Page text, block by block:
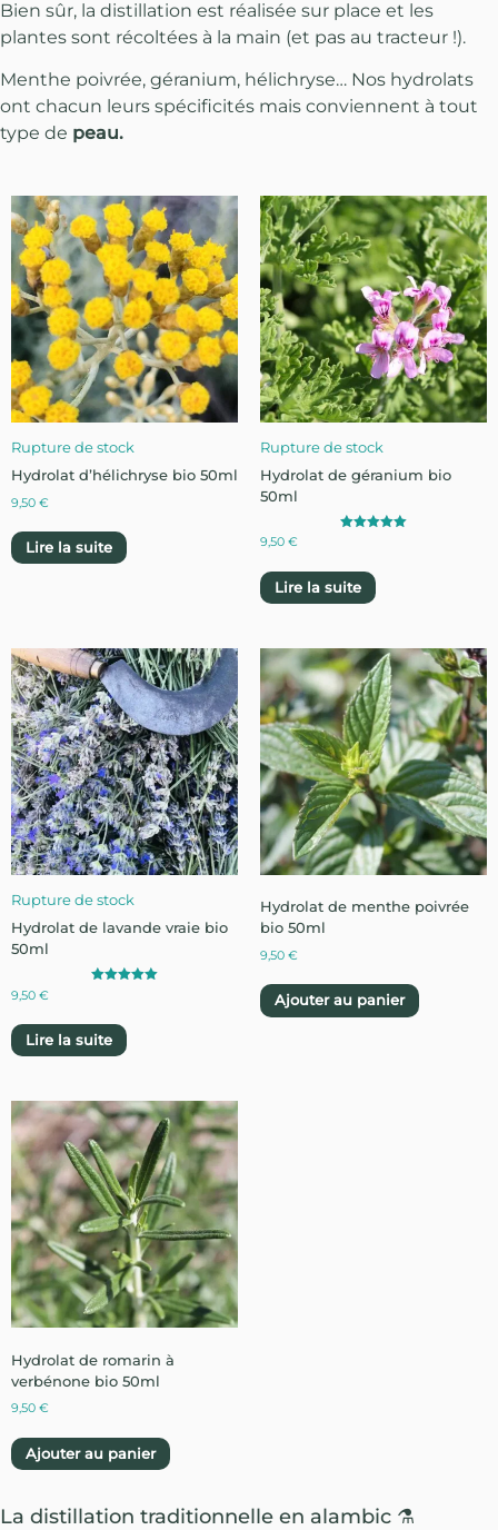
Bien sûr, la distillation est réalisée sur place et les
plantes sont récoltées à la main (et pas au tracteur !).
Menthe poivrée, géranium, hélichryse… Nos hydrolats
ont chacun leurs spécificités mais conviennent à tout
type de peau.
Rupture de stock
Hydrolat d’hélichryse bio 50ml
9,50 €
Lire la suite
Rupture de stock
Hydrolat de géranium bio
50ml
9,50 €
Lire la suite
Rupture de stock
Hydrolat de lavande vraie bio
50ml
9,50 €
Lire la suite
Hydrolat de menthe poivrée
bio 50ml
9,50 €
Ajouter au panier
Hydrolat de romarin à
verbénone bio 50ml
9,50 €
Ajouter au panier
La distillation traditionnelle en alambic ⚗️